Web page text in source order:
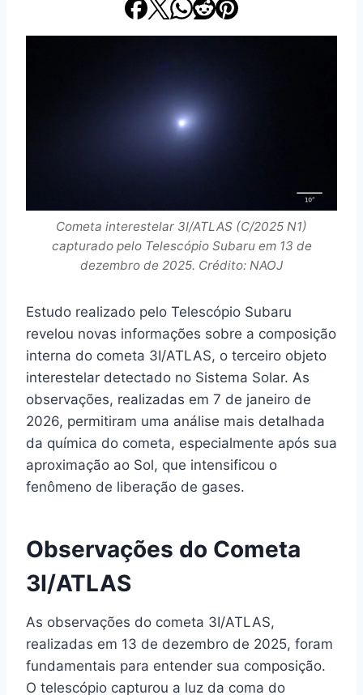
Cometa interestelar 3I/ATLAS (C/2025 N1)
capturado pelo Telescópio Subaru em 13 de
dezembro de 2025. Crédito: NAOJ
Estudo realizado pelo Telescópio Subaru
revelou novas informações sobre a composição
interna do cometa 3I/ATLAS, o terceiro objeto
interestelar detectado no Sistema Solar. As
observações, realizadas em 7 de janeiro de
2026, permitiram uma análise mais detalhada
da química do cometa, especialmente após sua
aproximação ao Sol, que intensificou o
fenômeno de liberação de gases.
Observações do Cometa
3I/ATLAS
As observações do cometa 3I/ATLAS,
realizadas em 13 de dezembro de 2025, foram
fundamentais para entender sua composição.
O telescópio capturou a luz da coma do